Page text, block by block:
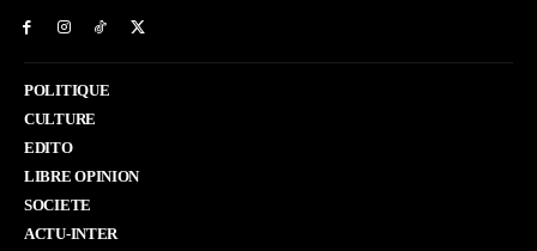
POLITIQUE
CULTURE
EDITO
LIBRE OPINION
SOCIETE
ACTU-INTER